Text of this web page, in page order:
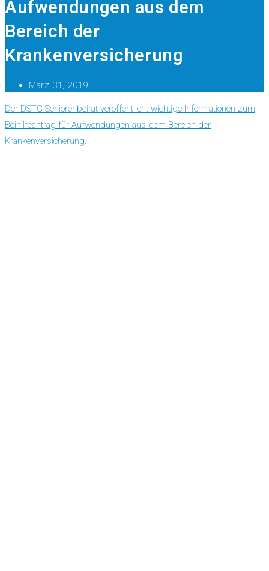
Aufwendungen aus dem
Bereich der
Krankenversicherung
März 31, 2019
Der DSTG Seniorenbeirat veröffentlicht wichtige Informationen zum
Beihilfeantrag für Aufwendungen aus dem Bereich der
Krankenversicherung.